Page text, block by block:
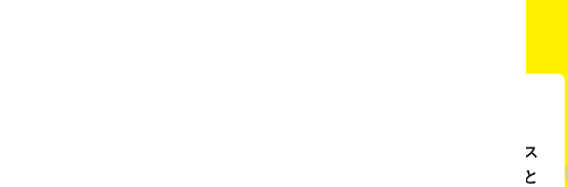
。ガソリンス
タンドや整備工場の既存インフラを活用すること